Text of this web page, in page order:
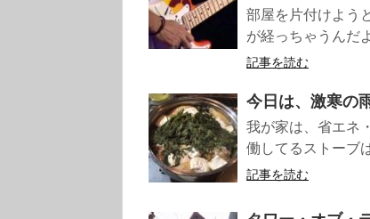
部屋を片付けよう
が経っちゃうんだ
記事を読む
今日は、激寒の
我が家は、省エネ
働してるストーブ
記事を読む